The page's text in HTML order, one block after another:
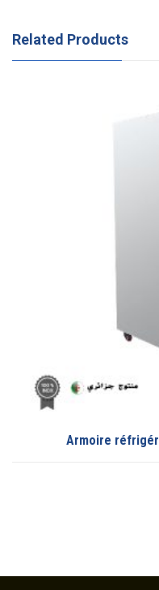
Related Products
Armoire